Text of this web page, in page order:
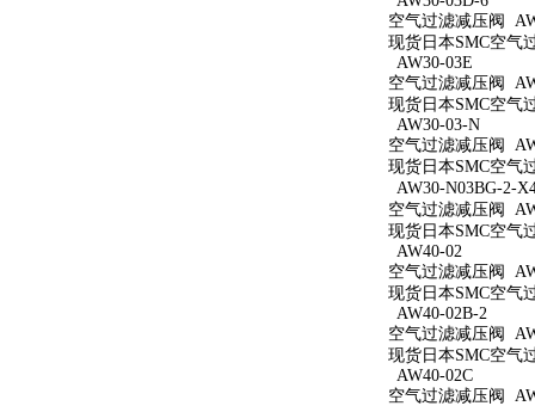
空气过滤减压阀
现货日本SMC空气
AW30-03E
空气过滤减压阀
现货日本SMC空气
AW30-03-N
空气过滤减压阀
现货日本SMC空气
AW30-N03BG-2-
空气过滤减压阀
现货日本SMC空气
AW40-02
空气过滤减压阀
现货日本SMC空气
AW40-02B-2
空气过滤减压阀
现货日本SMC空气
AW40-02C
空气过滤减压阀